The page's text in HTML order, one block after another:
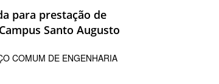
para prestação de
Santo Augusto
COMUM DE ENGENHARIA